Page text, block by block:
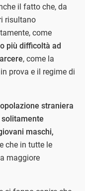
il fatto che, da
risultano
come
più difficoltà ad
, come la
prova e il regime di
straniera
maschi,
che in tutte le
maggiore